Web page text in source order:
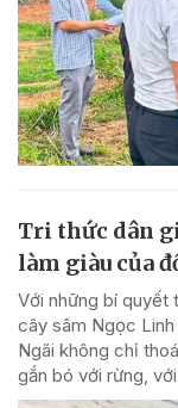
Tri thức dân
làm giàu của
Với những bí quyết
cây sâm Ngọc
Ngãi không chỉ
gắn bó với rừng,